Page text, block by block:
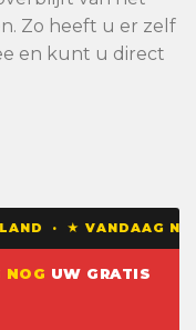
Zo heeft u er zelf
en kunt u direct
· ★ VANDAAG
NOG UW GRATIS